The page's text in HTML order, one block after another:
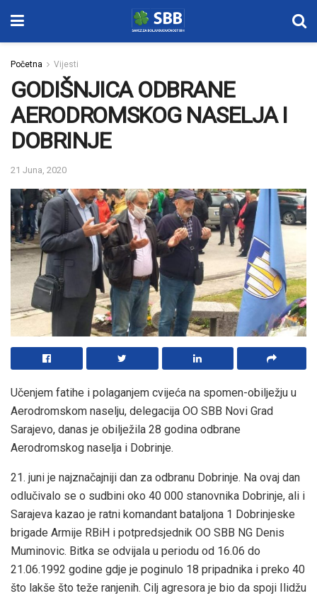
Početna Vijesti
GODIŠNJICA ODBRANE
AERODROMSKOG NASELJA I
DOBRINJE
21 Juna, 2020
Učenjem fatihe i polaganjem cvijeća na spomen-obilježju u
Aerodromskom naselju, delegacija OO SBB Novi Grad
Sarajevo, danas je obilježila 28 godina odbrane
Aerodromskog naselja i Dobrinje.
21. juni je najznačajniji dan za odbranu Dobrinje. Na ovaj dan
odlučivalo se o sudbini oko 40 000 stanovnika Dobrinje, ali i
Sarajeva kazao je ratni komandant bataljona 1 Dobrinjeske
brigade Armije RBiH i potpredsjednik OO SBB NG Denis
Muminovic. Bitka se odvijala u periodu od 16.06 do
21.06.1992 godine gdje je poginulo 18 pripadnika i preko 40
što lakše što teže ranjenih. Cilj agresora je bio da spoji Ilidžu